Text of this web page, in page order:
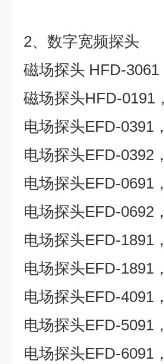
2、数字宽频探头
磁场探头 HFD-
磁场探头HFD-0191
电场探头EFD-0391
电场探头EFD-0392
电场探头EFD-0691
电场探头EFD-0692
电场探头EFD-1891
电场探头EFD-1891
电场探头EFD-4091
电场探头EFD-5091
电场探头EFD-6091